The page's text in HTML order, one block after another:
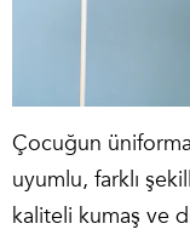
Çocuğun
uyumlu, farklı
kaliteli kumaş ve